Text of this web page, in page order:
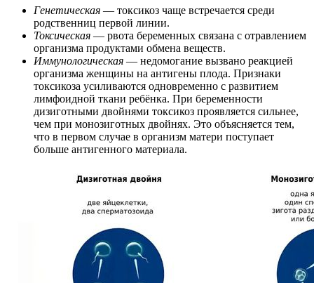
Генетическая — токсикоз чаще встречается среди
родственниц первой линии.
Токсическая — рвота беременных связана с отравлением
организма продуктами обмена веществ.
Иммунологическая — недомогание вызвано реакцией
организма женщины на антигены плода. Признаки
токсикоза усиливаются одновременно с развитием
лимфоидной ткани ребёнка. При беременности
дизиготными двойнями токсикоз проявляется сильнее,
чем при монозиготных двойнях. Это объясняется тем,
что в первом случае в организм матери поступает
больше антигенного материала.